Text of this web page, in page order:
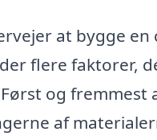
at bygge en
flere faktorer,
og
af